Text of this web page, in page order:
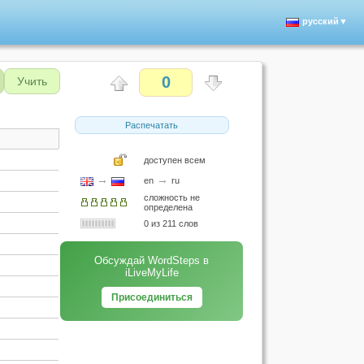
русский▼
Учить 0
Распечатать
доступен всем
→ en → ru
сложность не
определена
0 из 211 слов
Обсуждай WordSteps в
iLiveMyLife
Присоединиться